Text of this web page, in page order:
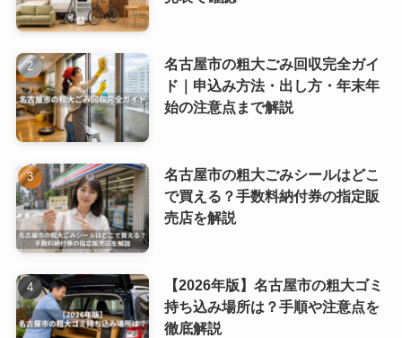
名古屋市の粗大ごみ回収完全ガイ
ド｜申込み方法・出し方・年末年
始の注意点まで解説
名古屋市の粗大ごみシールはどこ
で買える？手数料納付券の指定販
売店を解説
【2026年版】名古屋市の粗大ゴミ
持ち込み場所は？手順や注意点を
徹底解説